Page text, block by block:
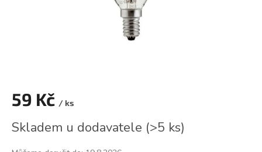
59 Kč / ks
cena:
Skladem u dodavatele (>5 ks)